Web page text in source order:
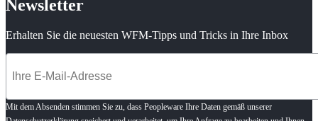
Newsletter
Erhalten Sie die neuesten WFM-Tipps und Tricks in Ihre Inbox
Mit dem Absenden stimmen Sie zu, dass Peopleware Ihre Daten gemäß unserer